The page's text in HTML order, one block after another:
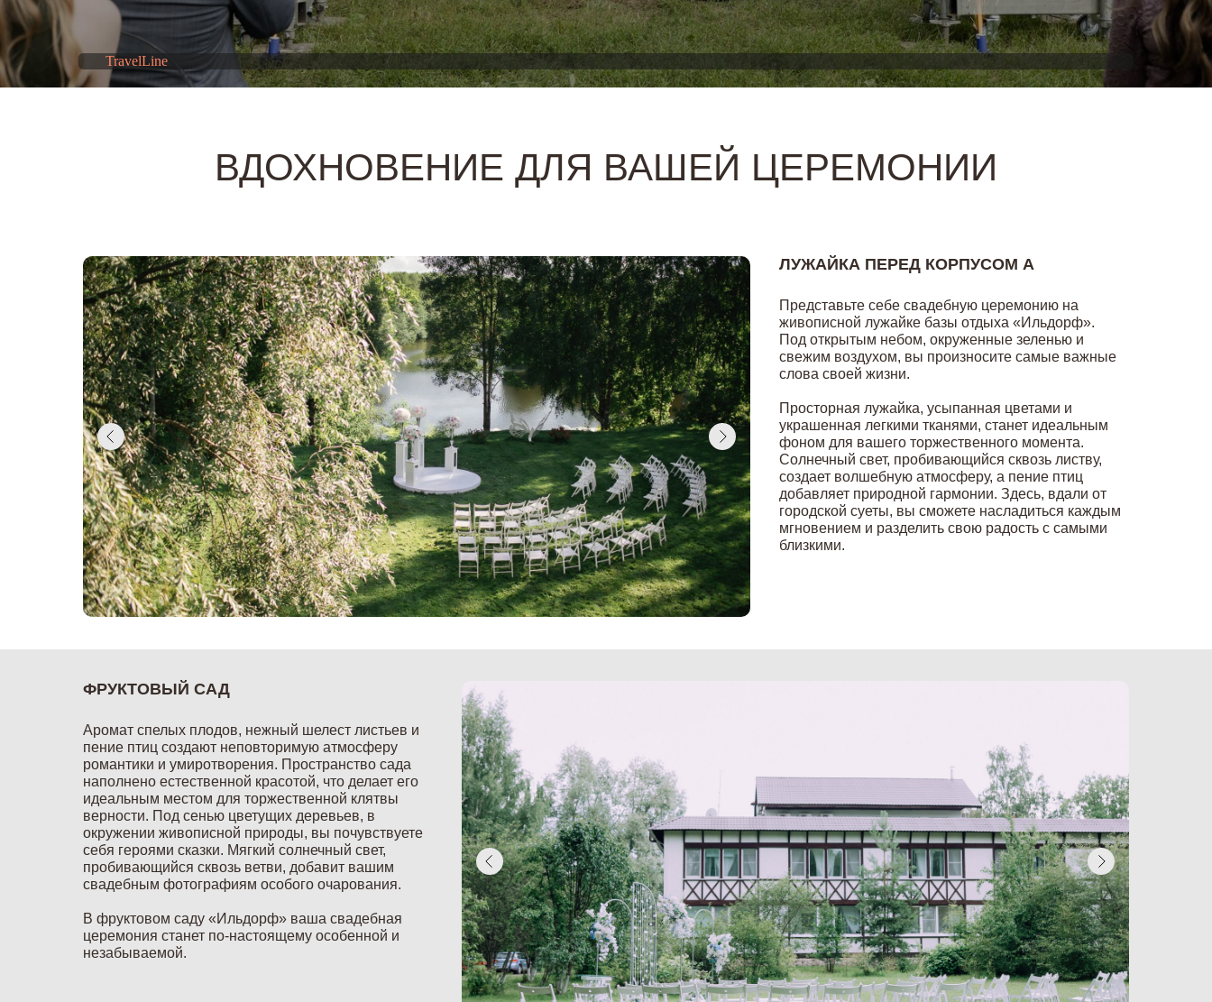
TravelLine
ВДОХНОВЕНИЕ ДЛЯ ВАШЕЙ ЦЕРЕМОНИИ
Представьте себе свадебную церемонию на
живописной лужайке базы отдыха «Ильдорф».
Под открытым небом, окруженные зеленью и
свежим воздухом, вы произносите самые важные
слова своей жизни.
Просторная лужайка, усыпанная цветами и
украшенная легкими тканями, станет идеальным
фоном для вашего торжественного момента.
Солнечный свет, пробивающийся сквозь листву,
создает волшебную атмосферу, а пение птиц
добавляет природной гармонии. Здесь, вдали от
городской суеты, вы сможете насладиться каждым
мгновением и разделить свою радость с самыми
близкими.
ЛУЖАЙКА ПЕРЕД КОРПУСОМ А
Аромат спелых плодов, нежный шелест листьев и
пение птиц создают неповторимую атмосферу
романтики и умиротворения. Пространство сада
наполнено естественной красотой, что делает его
идеальным местом для торжественной клятвы
верности. Под сенью цветущих деревьев, в
окружении живописной природы, вы почувствуете
себя героями сказки. Мягкий солнечный свет,
пробивающийся сквозь ветви, добавит вашим
свадебным фотографиям особого очарования.
В фруктовом саду «Ильдорф» ваша свадебная
церемония станет по-настоящему особенной и
незабываемой.
ФРУКТОВЫЙ САД